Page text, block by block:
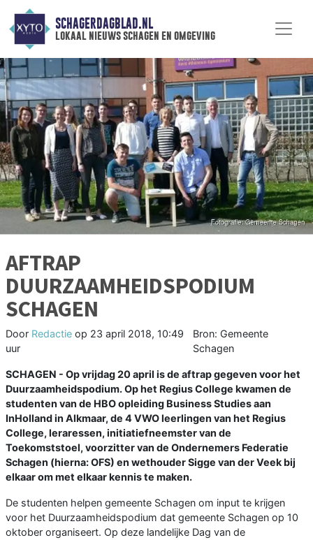
SCHAGERDAGBLAD.NL
lokaal nieuws schagen en omgeving
AFTRAP
DUURZAAMHEIDSPODIUM
SCHAGEN
Door Redactie op 23 april 2018, 10:49
uur
Bron: Gemeente
Schagen
SCHAGEN - Op vrijdag 20 april is de aftrap gegeven voor het
Duurzaamheidspodium. Op het Regius College kwamen de
studenten van de HBO opleiding Business Studies aan
InHolland in Alkmaar, de 4 VWO leerlingen van het Regius
College, leraressen, initiatiefneemster van de
Toekomststoel, voorzitter van de Ondernemers Federatie
Schagen (hierna: OFS) en wethouder Sigge van der Veek bij
elkaar om met elkaar kennis te maken.
De studenten helpen gemeente Schagen om input te krijgen
voor het Duurzaamheidspodium dat gemeente Schagen op 10
oktober organiseert. Op deze landelijke Dag van de